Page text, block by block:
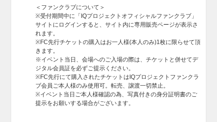
＜ファンクラブについて＞
※受付期間中に「IQプロジェクトオフィシャルファンクラブ」
サイトにログインすると、サイト内に専用販売ページが表示さ
れます。
※FC先行チケットの購入はお一人様(本人のみ)1枚に限らせて頂
きます。
※イベント当日、会場へのご入場の際は、チケットと併せてデ
ジタル会員証を必ずご提示ください。
※FC先行にて購入されたチケットはIQプロジェクトファンクラ
ブ会員ご本人様のみ使用可。転売、譲渡一切禁止。
※イベント当日ご本人様確認の為、写真付きの身分証明書のご
提示をお願いする場合がございます。